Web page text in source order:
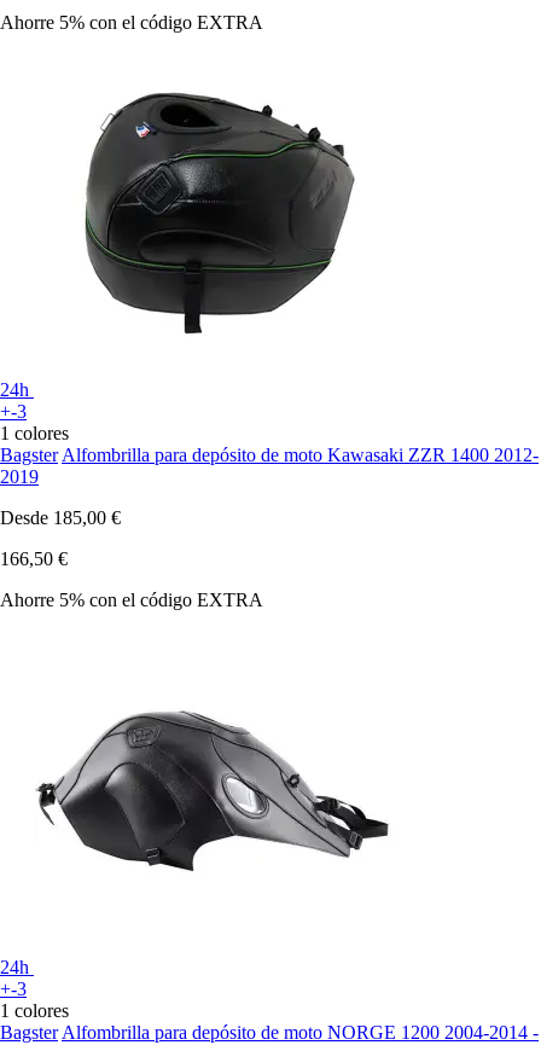
Ahorre 5% con el código EXTRA
24h
+-3
1 colores
Bagster Alfombrilla para depósito de moto Kawasaki ZZR 1400 2012-
2019
Desde 185,00 €
166,50 €
Ahorre 5% con el código EXTRA
24h
+-3
1 colores
Bagster Alfombrilla para depósito de moto NORGE 1200 2004-2014 -